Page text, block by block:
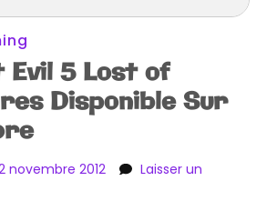
Evil 5 Lost of
Disponible Sur
novembre 2012
Laisser un